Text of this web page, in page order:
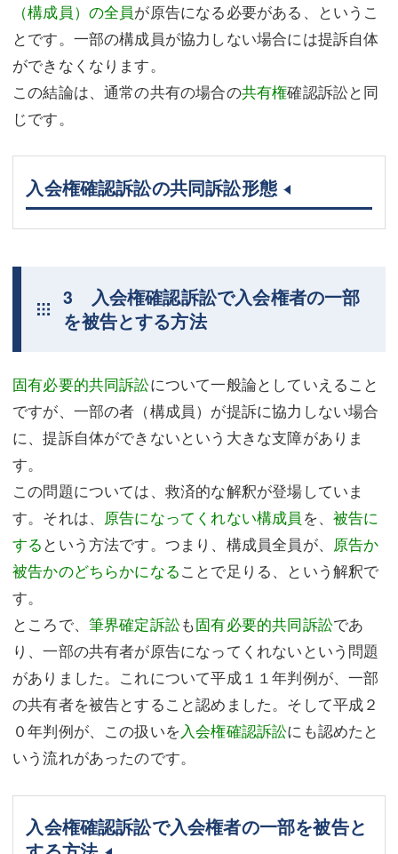
（構成員）の全員が原告になる必要がある、というこ
とです。一部の構成員が協力しない場合には提訴自体
ができなくなります。
この結論は、通常の共有の場合の共有権確認訴訟と同
じです。
入会権確認訴訟の共同訴訟形態
3 入会権確認訴訟で入会権者の一部
を被告とする方法
固有必要的共同訴訟について一般論としていえること
ですが、一部の者（構成員）が提訴に協力しない場合
に、提訴自体ができないという大きな支障がありま
す。
この問題については、救済的な解釈が登場していま
す。それは、 原告になってくれない構成員 を、 被告に
する という方法です。つまり、構成員全員が、 原告か
被告かのどちらかになることで足りる、という解釈で
す。
ところで、 筆界確定訴訟も固有必要的共同訴訟であ
り、一部の共有者が原告になってくれないという問題
がありました。これについて平成１１年判例が、一部
の共有者を被告とすること認めました。そして平成２
０年判例が、この扱いを入会権確認訴訟にも認めたと
いう流れがあったのです。
入会権確認訴訟で入会権者の一部を被告と